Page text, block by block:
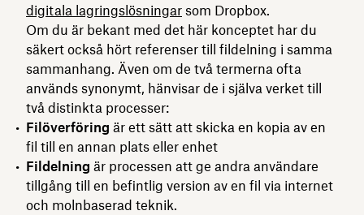
digitala lagringslösningar som Dropbox.
Om du är bekant med det här konceptet har du
säkert också hört referenser till fildelning i samma
sammanhang. Även om de två termerna ofta
används synonymt, hänvisar de i själva verket till
två distinkta processer:
Filöverföring är ett sätt att skicka en kopia av en
fil till en annan plats eller enhet
Fildelning är processen att ge andra användare
tillgång till en befintlig version av en fil via internet
och molnbaserad teknik.